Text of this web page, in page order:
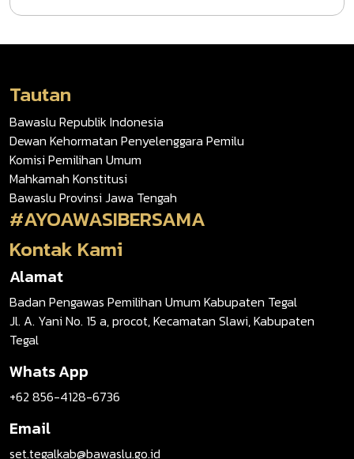
Tautan
Bawaslu Republik Indonesia
Dewan Kehormatan Penyelenggara Pemilu
Komisi Pemilihan Umum
Mahkamah Konstitusi
Bawaslu Provinsi Jawa Tengah
#AYOAWASIBERSAMA
Kontak Kami
Alamat
Badan Pengawas Pemilihan Umum Kabupaten Tegal
Jl. A. Yani No. 15 a, procot, Kecamatan Slawi, Kabupaten
Tegal
Whats App
+62 856-4128-6736
Email
set.tegalkab@bawaslu.go.id